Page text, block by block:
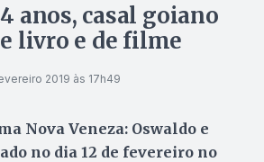
anos, casal goiano
livro e de filme
2019 às 17h49
Nova Veneza: Oswaldo e
no dia 12 de fevereiro no